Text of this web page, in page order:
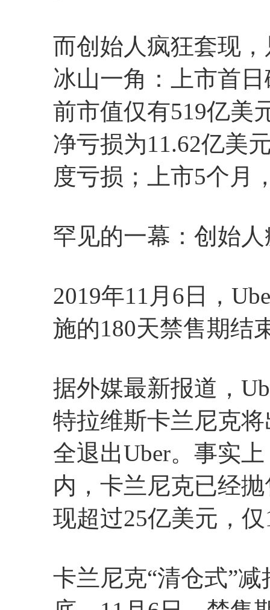
而创始人疯狂套现
冰山一角：上市首
前市值仅有519亿美
净亏损为11.62亿美
度亏损；上市5个月
罕见的一幕：创始
2019年11月6日，
施的180天禁售期结
据外媒最新报道，
特拉维斯卡兰尼克
全退出Uber。事实
内，卡兰尼克已经
现超过25亿美元，
卡兰尼克“清仓式”